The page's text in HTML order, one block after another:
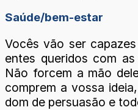
Saúde/bem-estar
Vocês vão ser
entes queridos com
Não forcem a mão
comprem a vossa
dom de persuasão e